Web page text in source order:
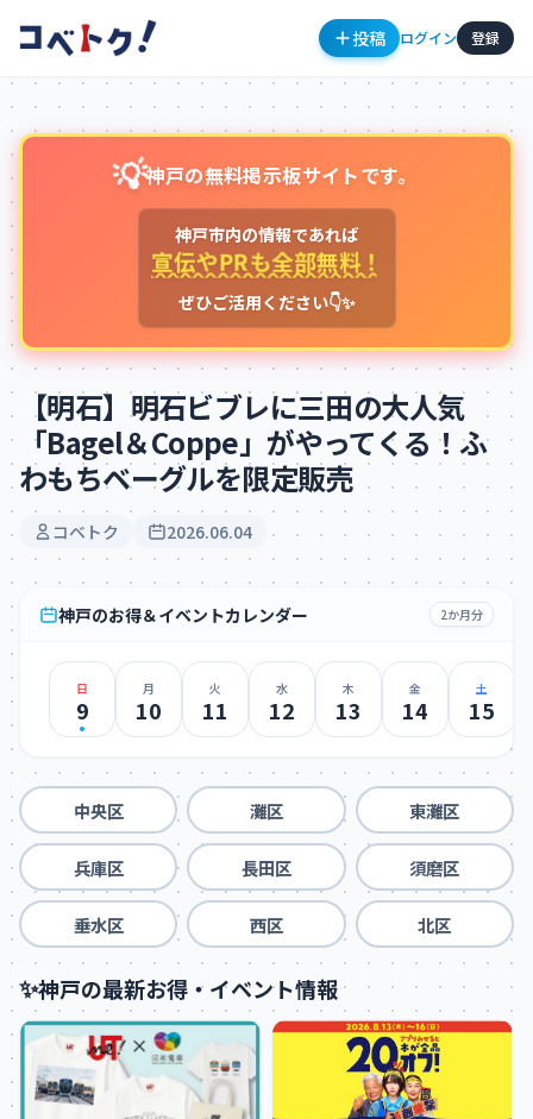
投稿 ログイン 登録
💡神戸の無料掲示板サイトです。
神戸市内の情報であれば
宣伝やPRも全部無料！
ぜひご活用ください👇✨
【明石】明石ビブレに三田の大人気
「Bagel＆Coppe」がやってくる！ふ
わもちベーグルを限定販売
コベトク 2026.06.04
神戸のお得＆イベントカレンダー 2か月分
日
9
月
10
火
11
水
12
木
13
金
14
土
15
中央区 灘区 東灘区
兵庫区 長田区 須磨区
垂水区 西区 北区
✨神戸の最新お得・イベント情報
コメントを投稿するにはログインが必要です
ログイン
新規登録